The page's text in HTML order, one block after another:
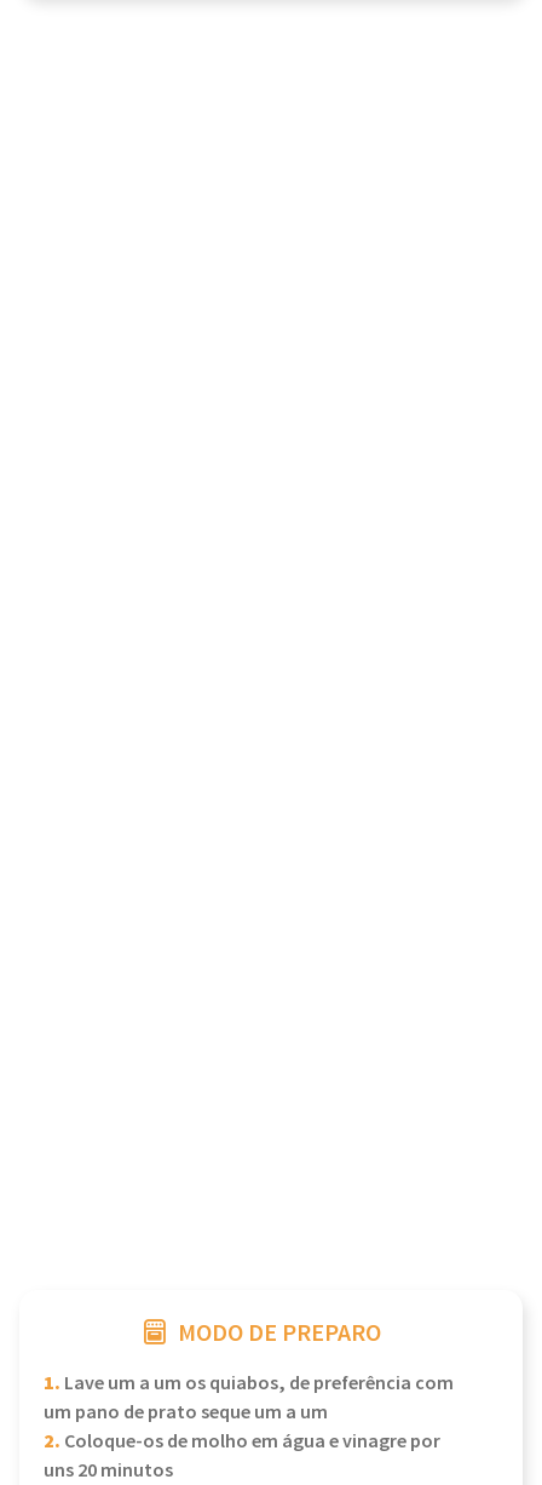
MODO DE PREPARO
1. Lave um a um os quiabos, de preferência com
um pano de prato seque um a um
2. Coloque-os de molho em água e vinagre por
uns 20 minutos